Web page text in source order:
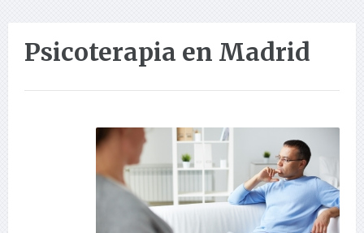
Psicoterapia en Madrid